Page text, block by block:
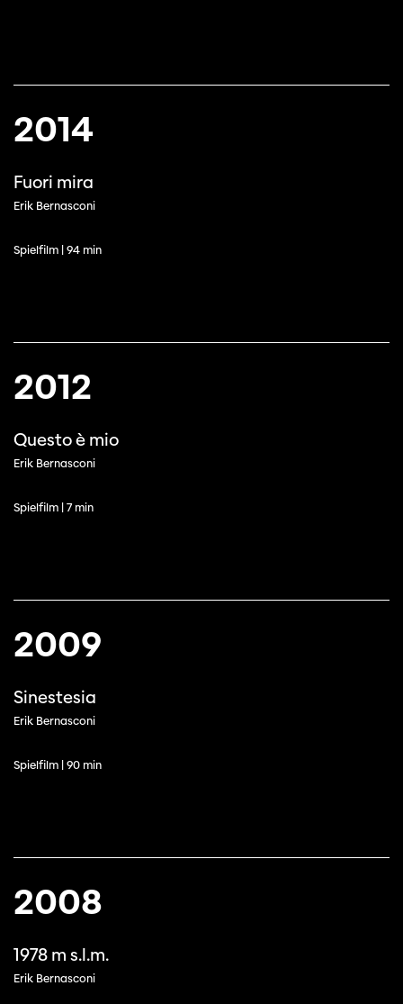
2014
Fuori mira
Erik Bernasconi
Spielfilm | 94 min
2012
Questo è mio
Erik Bernasconi
Spielfilm | 7 min
2009
Sinestesia
Erik Bernasconi
Spielfilm | 90 min
2008
1978 m s.l.m.
Erik Bernasconi